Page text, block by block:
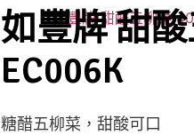
如豐牌 甜
EC006K
糖醋五柳菜，甜酸可口